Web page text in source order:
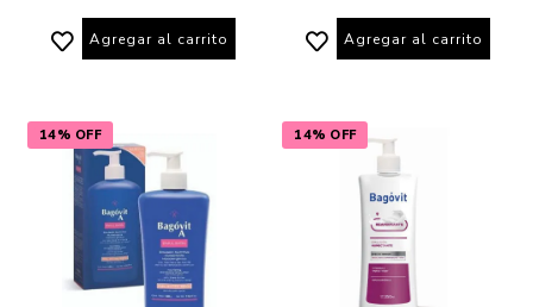
Agregar al carrito Agregar al carrito
14% OFF 14% OFF